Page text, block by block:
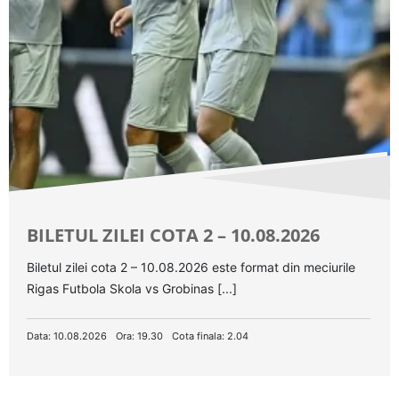
BILETUL ZILEI COTA 2 – 10.08.2026
Biletul zilei cota 2 – 10.08.2026 este format din meciurile
Rigas Futbola Skola vs Grobinas [...]
Data: 10.08.2026 Ora: 19.30 Cota finala: 2.04